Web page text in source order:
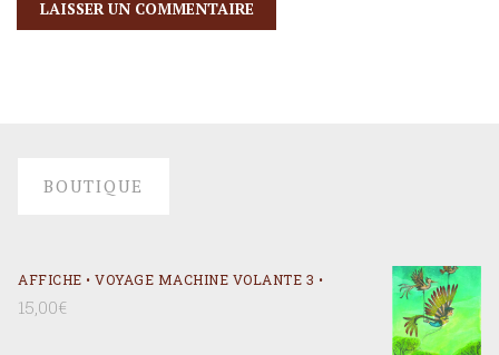
BOUTIQUE
AFFICHE • VOYAGE MACHINE VOLANTE 3 •
15,00€